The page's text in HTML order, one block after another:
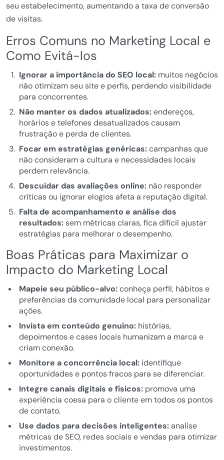
seu estabelecimento, aumentando a taxa de conversão
de visitas.
Erros Comuns no Marketing Local e
Como Evitá-los
Ignorar a importância do SEO local:muitos negócios
não otimizam seu site e perfis, perdendo visibilidade
para concorrentes.
Não manter os dados atualizados:endereços,
horários e telefones desatualizados causam
frustração e perda de clientes.
Focar em estratégias genéricas:campanhas que
não consideram a cultura e necessidades locais
perdem relevância.
Descuidar das avaliações online:não responder
críticas ou ignorar elogios afeta a reputação digital.
Falta de acompanhamento e análise dos
resultados:sem métricas claras, fica difícil ajustar
estratégias para melhorar o desempenho.
Boas Práticas para Maximizar o
Impacto do Marketing Local
Mapeie seu público-alvo:conheça perfil, hábitos e
preferências da comunidade local para personalizar
ações.
Invista em conteúdo genuíno:histórias,
depoimentos e cases locais humanizam a marca e
criam conexão.
Monitore a concorrência local:identifique
oportunidades e pontos fracos para se diferenciar.
Integre canais digitais e físicos:promova uma
experiência coesa para o cliente em todos os pontos
de contato.
Use dados para decisões inteligentes:analise
métricas de SEO, redes sociais e vendas para otimizar
investimentos.